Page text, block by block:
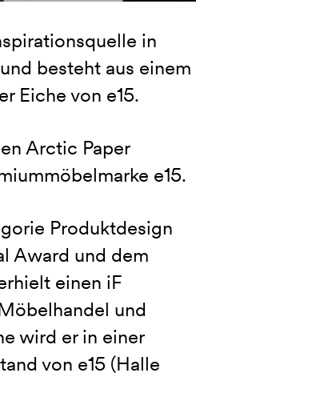
in
besteht aus einem
Eiche von e15.
Arctic Paper
e15.
Produktdesign
Award und dem
einen iF
und
wird er in einer
von e15 (Halle